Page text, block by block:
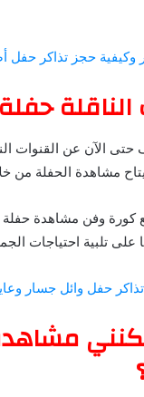
وكيفية حجز تذاكر حفل
الناقلة
الآن عن القنوات
يتاح مشاهدة الحفلة
تلبية احتياجات
حفل وائل جسار